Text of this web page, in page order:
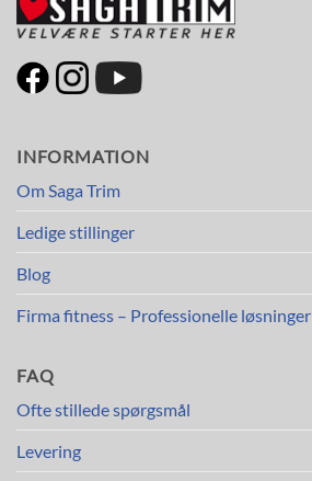
INFORMATION
Om Saga Trim
Ledige stillinger
Blog
Firma fitness – Professionelle løsninger
FAQ
Ofte stillede spørgsmål
Levering